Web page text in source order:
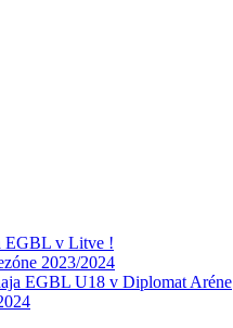
EGBL v Litve !
2023/2024
EGBL U18 v Diplomat Aréne